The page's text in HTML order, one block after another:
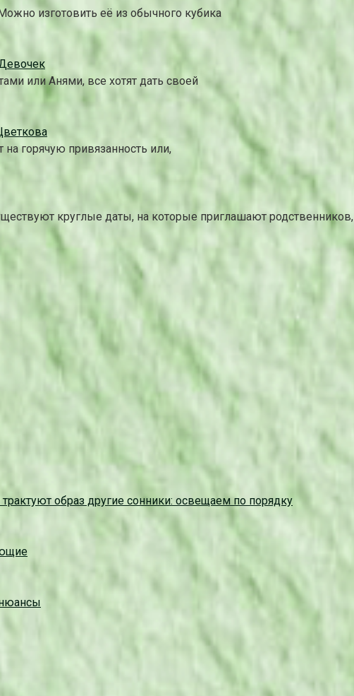
изготовить её из обычного кубика
или Анями, все хотят дать своей
горячую привязанность или,
круглые даты, на которые приглашают родственников,
образ другие сонники: освещаем по порядку